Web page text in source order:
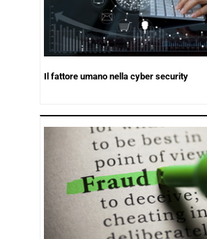
Il fattore umano nella cyber security